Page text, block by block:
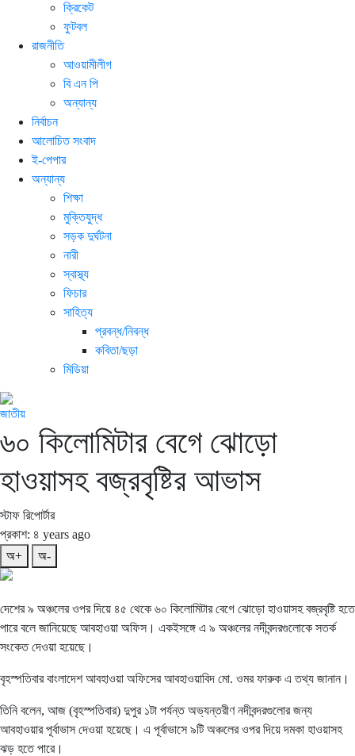
ক্রিকেট
ফুটবল
রাজনীতি
আওয়ামীলীগ
বি এন পি
অন্যান্য
নির্বাচন
আলোচিত সংবাদ
ই-পেপার
অন্যান্য
শিক্ষা
মুক্তিযুদ্ধ
সড়ক দুর্ঘটনা
নারী
স্বাস্থ্য
ফিচার
সাহিত্য
প্রবন্ধ/নিবন্ধ
কবিতা/ছড়া
মিডিয়া
জাতীয়
৬০ কিলোমিটার বেগে ঝোড়ো
হাওয়াসহ বজ্রবৃষ্টির আভাস
স্টাফ রিপোর্টার
প্রকাশ: ৪ years ago
অ+
অ-
দেশের ৯ অঞ্চলের ওপর দিয়ে ৪৫ থেকে ৬০ কিলোমিটার বেগে ঝোড়ো হাওয়াসহ বজ্রবৃষ্টি হতে
পারে বলে জানিয়েছে আবহাওয়া অফিস। একইসঙ্গে এ ৯ অঞ্চলের নদীবন্দরগুলোকে সতর্ক
সংকেত দেওয়া হয়েছে।
বৃহস্পতিবার বাংলাদেশ আবহাওয়া অফিসের আবহাওয়াবিদ মো. ওমর ফারুক এ তথ্য জানান।
তিনি বলেন, আজ (বৃহস্পতিবার) দুপুর ১টা পর্যন্ত অভ্যন্তরীণ নদীবন্দরগুলোর জন্য
আবহাওয়ার পূর্বাভাস দেওয়া হয়েছে। এ পূর্বাভাসে ৯টি অঞ্চলের ওপর দিয়ে দমকা হাওয়াসহ
ঝড় হতে পারে।